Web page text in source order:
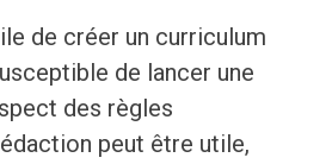
de créer un curriculum
de lancer une
des règles
peut être utile,